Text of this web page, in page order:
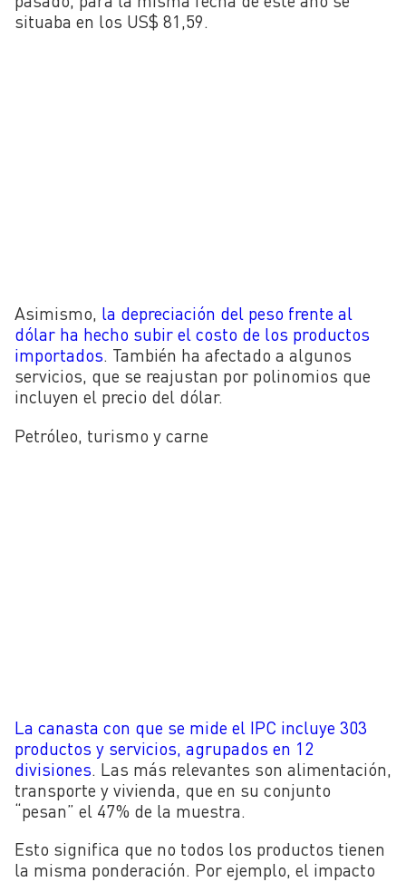
situaba en los US$ 81,59.
Asimismo, la depreciación del peso frente al
dólar ha hecho subir el costo de los productos
importados. También ha afectado a algunos
servicios, que se reajustan por polinomios que
incluyen el precio del dólar.
Petróleo, turismo y carne
La canasta con que se mide el IPC incluye 303
productos y servicios, agrupados en 12
divisiones. Las más relevantes son alimentación,
transporte y vivienda, que en su conjunto
“pesan” el 47% de la muestra.
Esto significa que no todos los productos tienen
la misma ponderación. Por ejemplo, el impacto